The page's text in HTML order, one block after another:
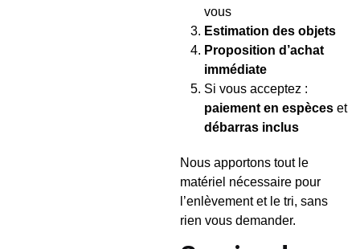
vous
Estimation des objets
Proposition d’achat
immédiate
Si vous acceptez :
paiement en espèces et
débarras inclus
Nous apportons tout le
matériel nécessaire pour
l’enlèvement et le tri, sans
rien vous demander.